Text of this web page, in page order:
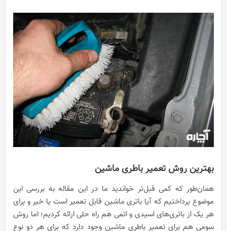
بهترین روش تعمیر باطری ماشین
همان‌طور که کمی قبل‌تر خواندید ما در این مقاله به بررسی این
موضوع پرداختیم که آیا باتری ماشین قابل تعمیر است یا خیر و برای
هر یک از باتری‌های اسیدی و اتمی هم راه حلی ارائه کردیم؛ اما روش
سومی هم برای تعمیر باطری ماشین وجود دارد که برای هر دو نوع